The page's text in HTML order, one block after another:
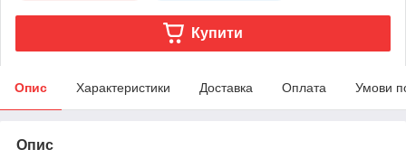
Купити
Опис Характеристики Доставка Оплата Умови
Опис